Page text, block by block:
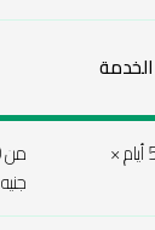
مربية دوام جزئي (5 أيام ×
جنيه